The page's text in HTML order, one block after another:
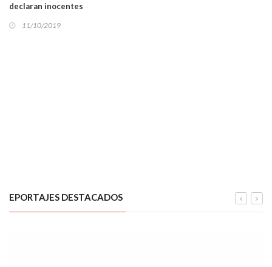
declaran inocentes
11/10/2019
EPORTAJES DESTACADOS